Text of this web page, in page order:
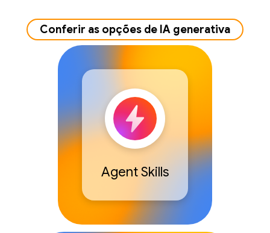
Conferir as opções de IA generativa
Agent Skills